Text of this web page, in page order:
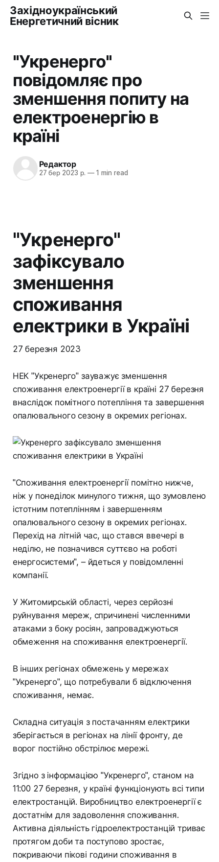
Західноукраїнський
Енергетичний вісник
"Укренерго"
повідомляє про
зменшення попиту на
електроенергію в
країні
Редактор
27 бер 2023 р. —1 min read
"Укренерго"
зафіксувало
зменшення
споживання
електрики в Україні
27 березня 2023
НЕК "Укренерго" зауважує зменшення
споживання електроенергії в країні 27 березня
внаслідок помітного потепління та завершення
опалювального сезону в окремих регіонах.
"Споживання електроенергії помітно нижче,
ніж у понеділок минулого тижня, що зумовлено
істотним потеплінням і завершенням
опалювального сезону в окремих регіонах.
Перехід на літній час, що стався ввечері в
неділю, не позначився суттєво на роботі
енергосистеми", – йдеться у повідомленні
компанії.
У Житомирській області, через серйозні
руйнування мереж, спричинені численними
атаками з боку росіян, запроваджуються
обмеження на споживання електроенергії.
В інших регіонах обмежень у мережах
"Укренерго", що потребували б відключення
споживання, немає.
Складна ситуація з постачанням електрики
зберігається в регіонах на лінії фронту, де
ворог постійно обстрілює мережі.
Згідно з інформацією "Укренерго", станом на
11:00 27 березня, у країні функціонують всі типи
електростанцій. Виробництво електроенергії є
достатнім для задоволення споживання.
Активна діяльність гідроелектростанцій триває
протягом доби та поступово зростає,
покриваючи пікові години споживання в